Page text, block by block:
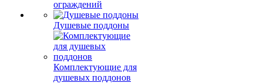
ограждений
Душевые поддоны
Комплектующие для
душевых поддонов